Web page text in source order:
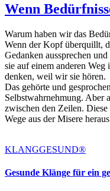
Wenn
Warum haben wir das
Wenn der Kopf überquillt,
Gedanken aussprechen
sie auf einem anderen
denken, weil wir sie hören.
Das gehörte und
Selbstwahrnehmung. Aber
zwischen den Zeilen.
Wege aus der Misere
KLANGGESUND®
Gesunde Klänge für ein